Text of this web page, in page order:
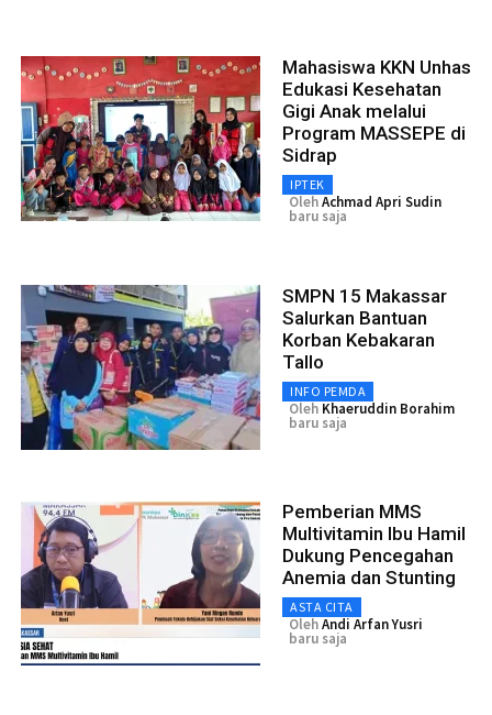
Mahasiswa KKN Unhas
Edukasi Kesehatan
Gigi Anak melalui
Program MASSEPE di
Sidrap
IPTEK
OlehAchmad Apri Sudin
baru saja
SMPN 15 Makassar
Salurkan Bantuan
Korban Kebakaran
Tallo
INFO PEMDA
Oleh Khaeruddin Borahim
baru saja
Pemberian MMS
Multivitamin Ibu Hamil
Dukung Pencegahan
Anemia dan Stunting
ASTA CITA
OlehAndi Arfan Yusri
baru saja